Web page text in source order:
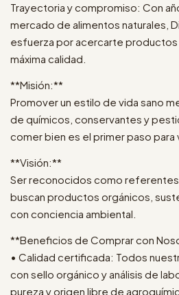
Trayectoria y compromiso: Con
mercado de alimentos naturales,
esfuerza por acercarte
máxima calidad.
**Misión:**
Promover un estilo de vida sano
de químicos, conservantes y
comer bien es el primer paso para
**Visión:**
Ser reconocidos como referentes
buscan productos orgánicos,
con conciencia ambiental.
**Beneficios de Comprar con
• Calidad certificada: Todos
con sello orgánico y análisis de
pureza y origen libre de